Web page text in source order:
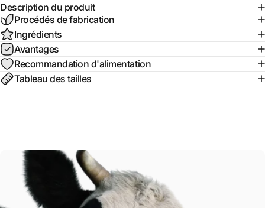
Description du produit
Procédés de fabrication
Ingrédients
Avantages
Recommandation d'alimentation
Tableau des tailles